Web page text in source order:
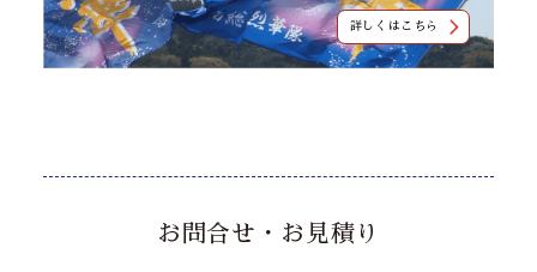
詳しくはこちら
お問合せ・お見積り